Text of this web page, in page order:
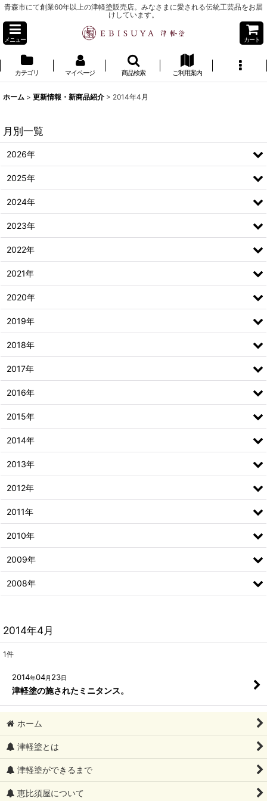
青森市にて創業60年以上の津軽塗販売店。みなさまに愛される伝統工芸品をお届
けしています。
メニュー カート
カテゴリ マイページ 商品検索 ご利用案内
ホーム > 更新情報・新商品紹介 > 2014年4月
2014年4月
1件
2014年04月 23日
津軽塗の施されたミニタンス。
月別一覧
2026年
2025年
2024年
2023年
2022年
2021年
2020年
2019年
2018年
2017年
2016年
2015年
2014年
2013年
2012年
2011年
2010年
2009年
2008年
ホーム
津軽塗とは
津軽塗ができるまで
恵比須屋について